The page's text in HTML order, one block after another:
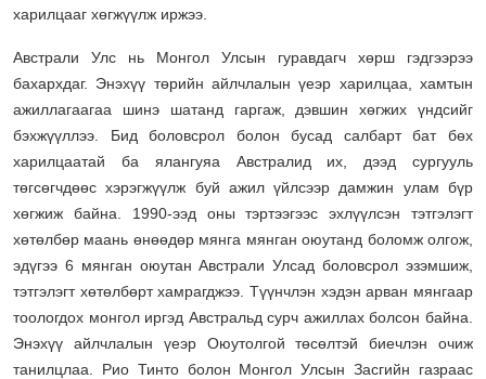
харилцааг хөгжүүлж иржээ.
Австрали Улс нь Монгол Улсын гуравдагч хөрш гэдгээрээ
бахархдаг. Энэхүү төрийн айлчлалын үеэр харилцаа, хамтын
ажиллагаагаа шинэ шатанд гаргаж, дэвшин хөгжих үндсийг
бэхжүүллээ. Бид боловсрол болон бусад салбарт бат бөх
харилцаатай ба ялангуяа Австралид их, дээд сургууль
төгсөгчдөөс хэрэгжүүлж буй ажил үйлсээр дамжин улам бүр
хөгжиж байна. 1990-ээд оны тэртээгээс эхлүүлсэн тэтгэлэгт
хөтөлбөр маань өнөөдөр мянга мянган оюутанд боломж олгож,
эдүгээ 6 мянган оюутан Австрали Улсад боловсрол эзэмшиж,
тэтгэлэгт хөтөлбөрт хамрагджээ. Түүнчлэн хэдэн арван мянгаар
тоологдох монгол иргэд Австральд сурч ажиллах болсон байна.
Энэхүү айлчлалын үеэр Оюутолгой төсөлтэй биечлэн очиж
танилцлаа. Рио Тинто болон Монгол Улсын Засгийн газраас